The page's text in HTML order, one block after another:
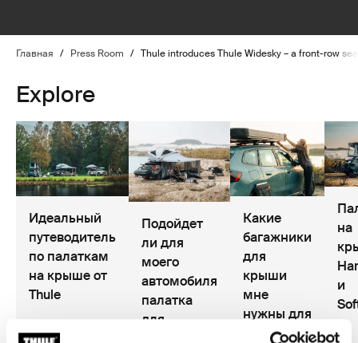
Главная / Press Room / Thule introduces Thule Widesky – a front-row
Explore
Идеальный
путеводитель
по палаткам
на крыше от
Thule
Подойдет
ли для
моего
автомобиля
палатка
для
Какие
багажники
для
крыши
мне
нужны для
палатки
на
и